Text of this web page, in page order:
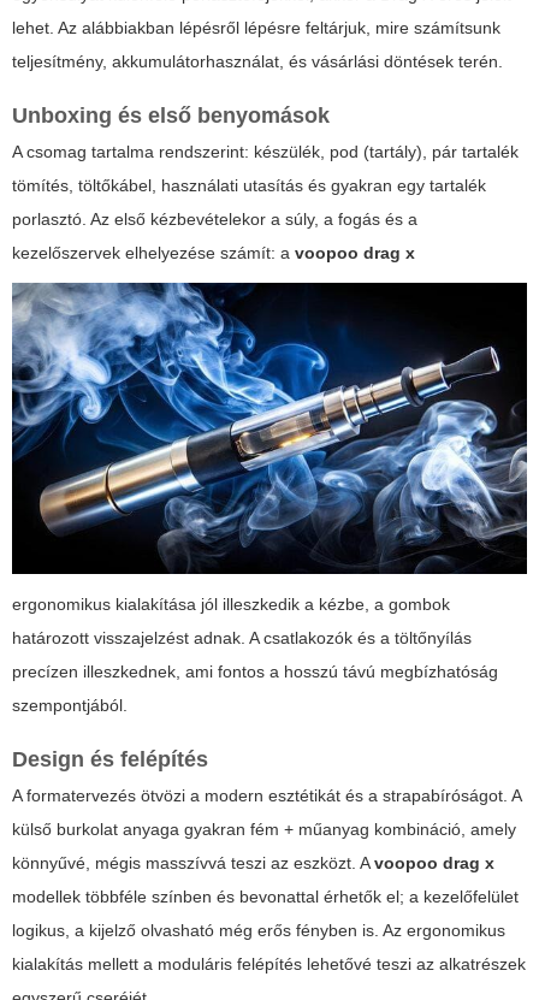
lehet. Az alábbiakban lépésről lépésre feltárjuk, mire számítsunk
teljesítmény, akkumulátorhasználat, és vásárlási döntések terén.
Unboxing és első benyomások
A csomag tartalma rendszerint: készülék, pod (tartály), pár tartalék
tömítés, töltőkábel, használati utasítás és gyakran egy tartalék
porlasztó. Az első kézbevételekor a súly, a fogás és a
kezelőszervek elhelyezése számít: a voopoo drag x
ergonomikus kialakítása jól illeszkedik a kézbe, a gombok
határozott visszajelzést adnak. A csatlakozók és a töltőnyílás
precízen illeszkednek, ami fontos a hosszú távú megbízhatóság
szempontjából.
Design és felépítés
A formatervezés ötvözi a modern esztétikát és a strapabíróságot. A
külső burkolat anyaga gyakran fém + műanyag kombináció, amely
könnyűvé, mégis masszívvá teszi az eszközt. Avoopoo drag x
modellek többféle színben és bevonattal érhetők el; a kezelőfelület
logikus, a kijelző olvasható még erős fényben is. Az ergonomikus
kialakítás mellett a moduláris felépítés lehetővé teszi az alkatrészek